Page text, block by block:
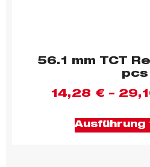
56.1 mm TCT
pcs
14,28 € –
Ausführung